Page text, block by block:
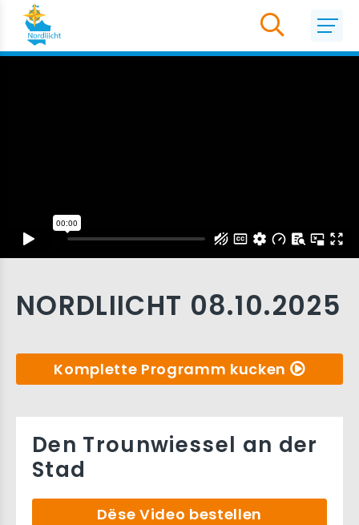
NORDLIICHT 08.10.2025
Komplette Programm kucken
Den Trounwiessel an der
Stad
Dëse Video bestellen